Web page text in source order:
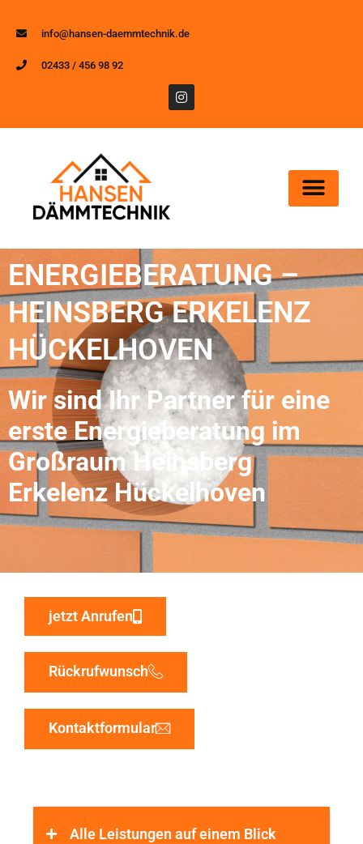
info@hansen-daemmtechnik.de
02433 / 456 98 92
ENERGIEBERATUNG –
HEINSBERG ERKELENZ
HÜCKELHOVEN
Wir sind Ihr Partner für eine
erste Energieberatung im
Großraum Heinsberg
Erkelenz Hückelhoven
jetzt Anrufen
Rückrufwunsch
Kontaktformular
Alle Leistungen auf einem Blick